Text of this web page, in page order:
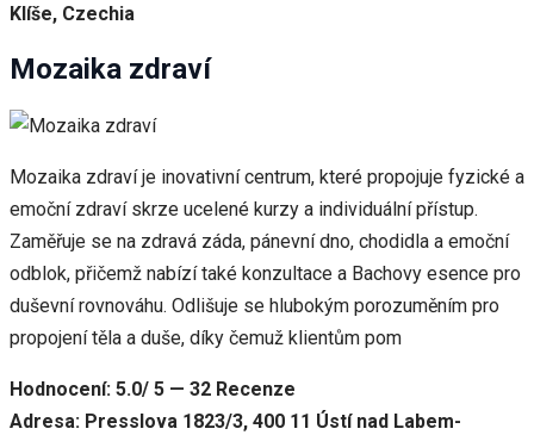
Klíše, Czechia
Mozaika zdraví
Mozaika zdraví je inovativní centrum, které propojuje fyzické a
emoční zdraví skrze ucelené kurzy a individuální přístup.
Zaměřuje se na zdravá záda, pánevní dno, chodidla a emoční
odblok, přičemž nabízí také konzultace a Bachovy esence pro
duševní rovnováhu. Odlišuje se hlubokým porozuměním pro
propojení těla a duše, díky čemuž klientům pom
Hodnocení: 5.0/ 5 — 32 Recenze
Adresa: Presslova 1823/3, 400 11 Ústí nad Labem-